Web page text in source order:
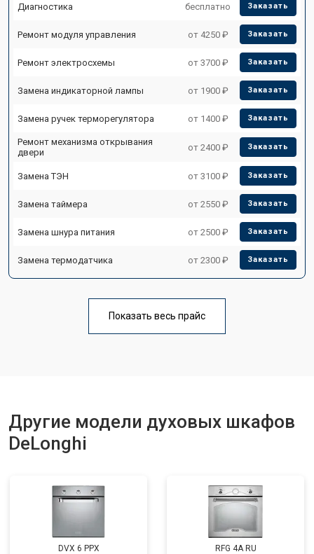
Диагностика бесплатно Заказать
Ремонт модуля управления от 4250 ₽ Заказать
Ремонт электросхемы от 3700 ₽ Заказать
Замена индикаторной лампы от 1900 ₽ Заказать
Замена ручек терморегулятора от 1400 ₽ Заказать
Ремонт механизма открывания
двери
от 2400 ₽ Заказать
Замена ТЭН от 3100 ₽ Заказать
Замена таймера от 2550 ₽ Заказать
Замена шнура питания от 2500 ₽ Заказать
Замена термодатчика от 2300 ₽ Заказать
Показать весь прайс
Другие модели духовых шкафов
DeLonghi
DVX 6 PPX RFG 4A RU